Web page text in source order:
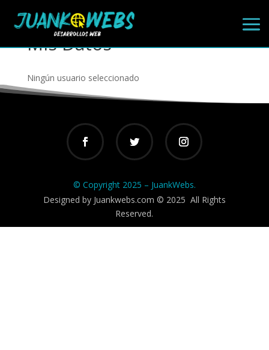
Mis Datos
Ningún usuario seleccionado
© Copyright 2025 – JuankWebs.
Designed by Juankwebs.com © 2025 All Rights
Reserved.